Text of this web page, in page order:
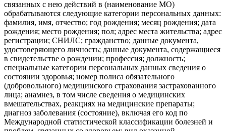
связанных с нею действий в (наименование МО)
обрабатываются следующие категории персональных данных:
фамилия, имя, отчество; год рождения; месяц рождения; дата
рождения; место рождения; пол; адрес места жительства; адрес
регистрации; СНИЛС; гражданство; данные документа,
удостоверяющего личность; данные документа, содержащиеся
в свидетельстве о рождении; профессия; должность;
специальные категории персональных данных сведения о
состоянии здоровья; номер полиса обязательного
(добровольного) медицинского страхования застрахованного
лица; анамнез, в том числе сведения о медицинских
вмешательствах, реакциях на медицинские препараты;
диагноз заболевания (состояние), включая его код по
Международной статистической классификации болезней и